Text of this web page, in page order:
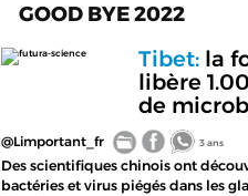
GOOD BYE 2022
futura-science Tibet:la
libère
de
@Limportant_fr 3 ans
Des scientifiques chinois ont
bactéries et virus piégés dans les